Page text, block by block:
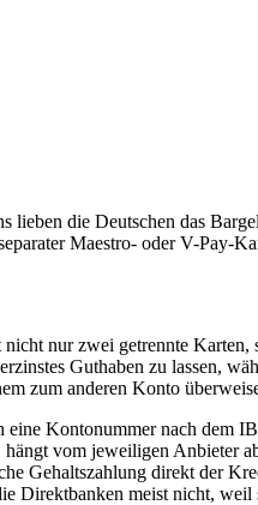
die Deutschen das
Maestro- oder V-Pay-
nur zwei getrennte
Guthaben zu lassen,
zum anderen Konto
Kontonummer nach dem
vom jeweiligen Anbieter
Gehaltszahlung direkt der
Direktbanken meist nicht,